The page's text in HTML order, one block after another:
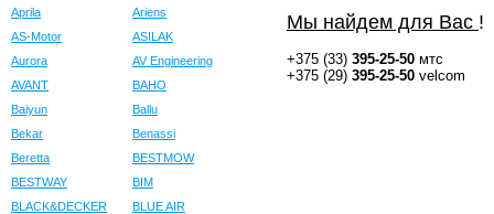
Aprila
Ariens
AS-Motor
ASILAK
Aurora
AV Engineering
AVANT
BAHO
Baiyun
Ballu
Bekar
Benassi
Beretta
BESTMOW
BESTWAY
BIM
BLACK&DECKER
BLUE AIR
Мы найдем для Вас !
+375 (33) 395-25-50 мтс
+375 (29) 395-25-50 velcom